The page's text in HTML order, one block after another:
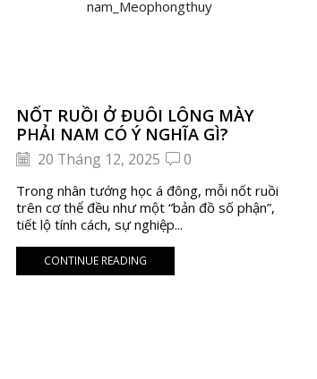
NỐT RUỒI Ở ĐUÔI LÔNG MÀY
PHẢI NAM CÓ Ý NGHĨA GÌ?
20 Tháng 12, 2025 0
Trong nhân tướng học á đông, mỗi nốt ruồi
trên cơ thể đều như một “bản đồ số phận”,
tiết lộ tính cách, sự nghiệp...
CONTINUE READING